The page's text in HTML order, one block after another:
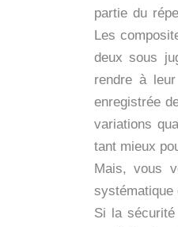
partie du
Les
deux sous
rendre à
enregistrée
variations
tant mieux
Mais, vous
systématique
Si la